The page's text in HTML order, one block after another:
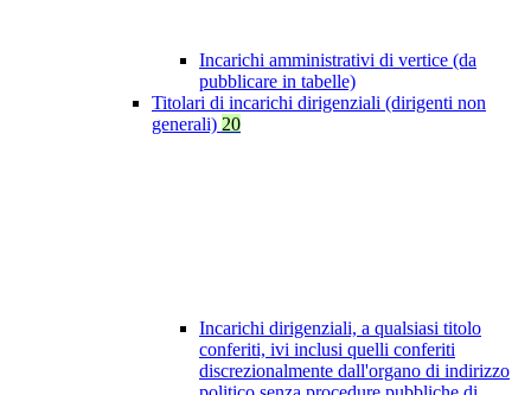
Incarichi amministrativi di vertice (da
pubblicare in tabelle)
Titolari di incarichi dirigenziali (dirigenti non
generali) 20
Incarichi dirigenziali, a qualsiasi titolo
conferiti, ivi inclusi quelli conferiti
discrezionalmente dall'organo di indirizzo